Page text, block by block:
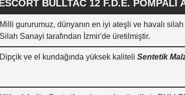
BULLTAC 12 F.D.E. POMPALI
Milli gururumuz, dünyanın en iyi ateşli ve havalı
Silah Sanayi tarafından İzmir'de üretilmiştir.
Dipçik ve el kundağında yüksek kaliteli Sentetik